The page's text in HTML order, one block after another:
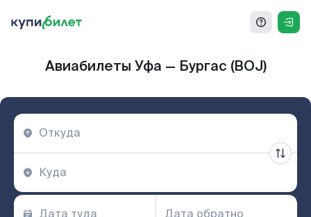
Авиабилеты Уфа — Бургас (BOJ)